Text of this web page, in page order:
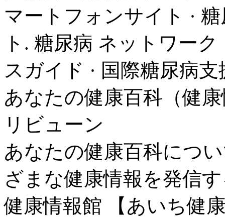
マートフォンサイト ·
ト. 糖尿病 ネットワー
スガイド · 国際糖尿病支
あなたの健康百科（健
リビューン
あなたの健康百科につ
ざまな健康情報を発信
健康情報館 【あいち健